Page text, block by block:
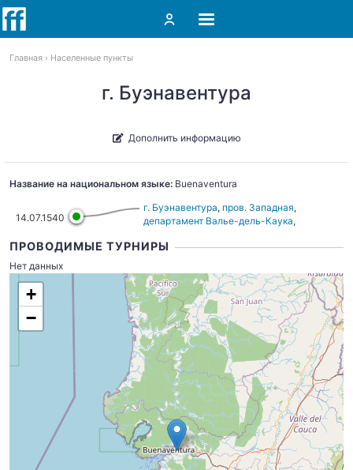
Главная Населенные пункты
г. Буэнавентура
Дополнить информацию
Название на национальном языке: Buenaventura
14.07.1540
г. Буэнавентура, пров. Западная,
департамент Валье-дель-Каука,
ПРОВОДИМЫЕ ТУРНИРЫ
Нет данных
+
−